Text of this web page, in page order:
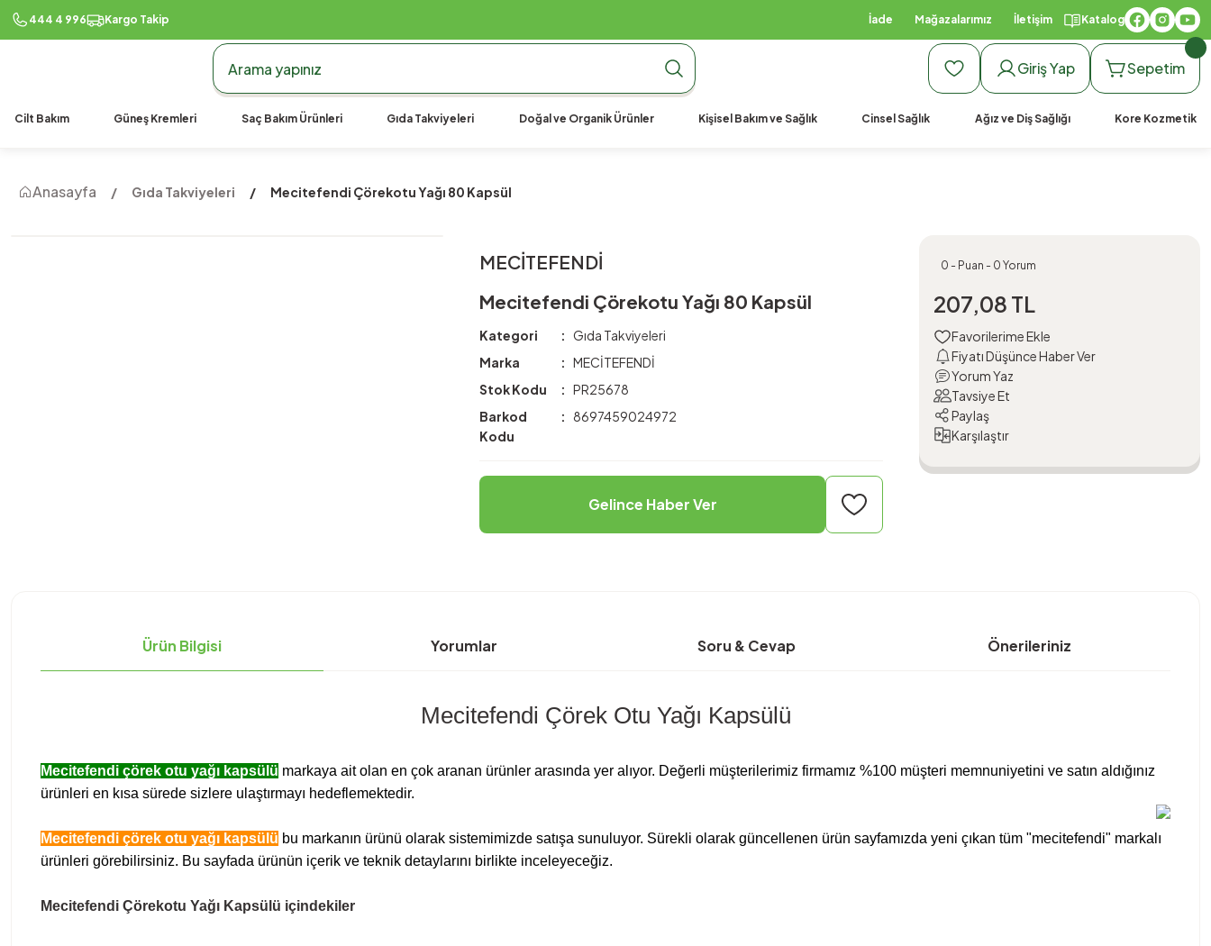
444 4 996 Kargo Takip
990 TL Üzeri Ücretsiz Kargo990 TL Üzeri Ücretsiz Kargo
İade Mağazalarımız İletişim Katalog
Giriş Yap Sepetim
Cilt Bakım Güneş Kremleri Saç Bakım Ürünleri Gıda Takviyeleri Doğal ve Organik Ürünler Kişisel Bakım ve Sağlık Cinsel Sağlık Ağız ve Diş Sağlığı Kore Kozmetik
Anasayfa Gıda Takviyeleri Mecitefendi Çörekotu Yağı 80 Kapsül
MECİTEFENDİ
Mecitefendi Çörekotu Yağı 80 Kapsül
Kategori
Gıda Takviyeleri
Marka
MECİTEFENDİ
Stok Kodu
PR25678
Barkod
Kodu
8697459024972
Gelince Haber Ver
0 - Puan - 0 Yorum
207,08 TL
Fiyatı Düşünce Haber Ver
Yorum Yaz
Tavsiye Et
Paylaş
Karşılaştır
Ürün Bilgisi Yorumlar Soru & Cevap Önerileriniz
Mecitefendi Çörek Otu Yağı Kapsülü
Mecitefendi çörek otu yağı kapsülü markaya ait olan en çok aranan ürünler arasında yer alıyor. Değerli müşterilerimiz firmamız %100 müşteri memnuniyetini ve satın aldığınız
ürünleri en kısa sürede sizlere ulaştırmayı hedeflemektedir.
Mecitefendi çörek otu yağı kapsülü bu markanın ürünü olarak sistemimizde satışa sunuluyor. Sürekli olarak güncellenen ürün sayfamızda yeni çıkan tüm "mecitefendi" markalı
ürünleri görebilirsiniz. Bu sayfada ürünün içerik ve teknik detaylarını birlikte inceleyeceğiz.
Mecitefendi Çörekotu Yağı Kapsülü içindekiler